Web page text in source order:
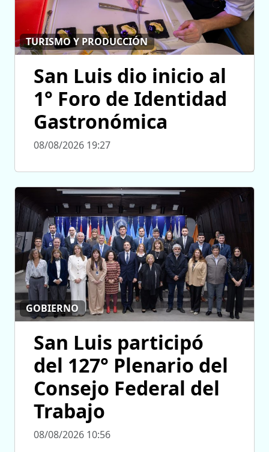
TURISMO Y PRODUCCIÓN
San Luis dio inicio al
1° Foro de Identidad
Gastronómica
08/08/2026 19:27
GOBIERNO
San Luis participó
del 127° Plenario del
Consejo Federal del
Trabajo
08/08/2026 10:56